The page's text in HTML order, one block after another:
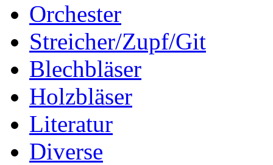
Orchester
Streicher/Zupf/Git
Blechbläser
Holzbläser
Literatur
Diverse